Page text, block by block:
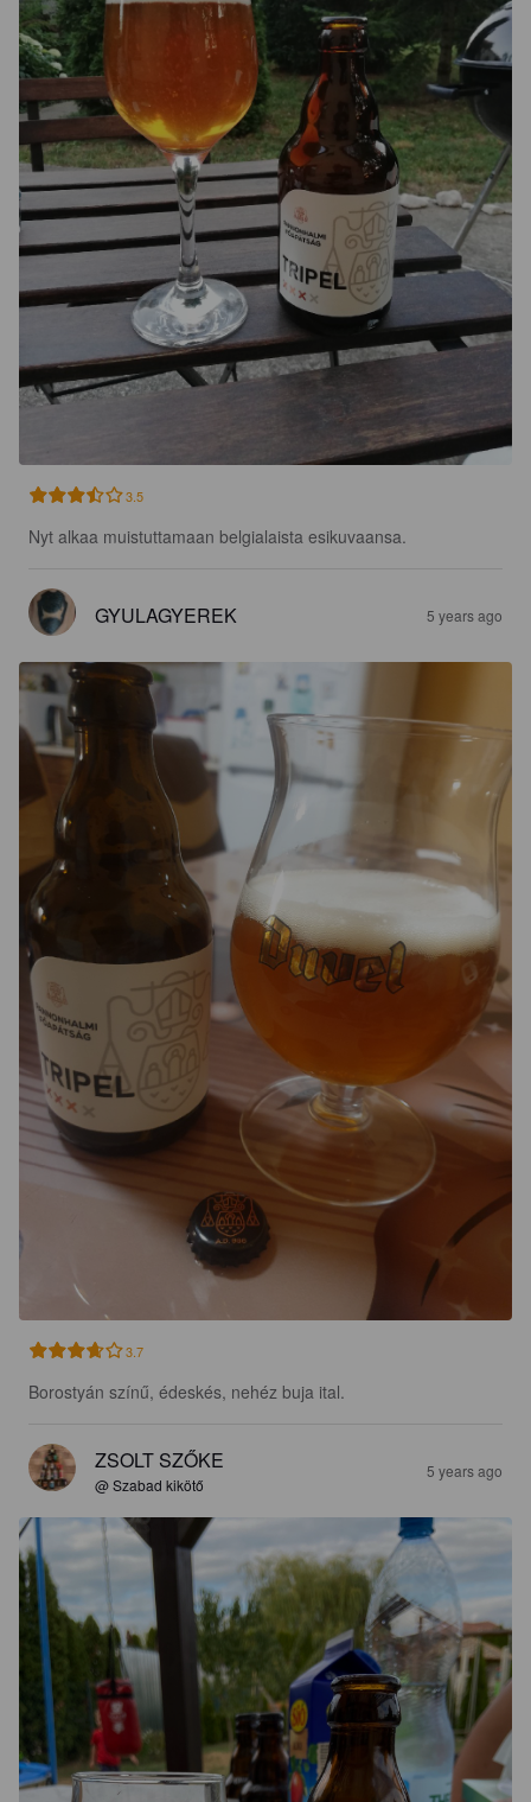
3.5
Nyt alkaa muistuttamaan belgialaista esikuvaansa.
GYULAGYEREK 5 years ago
3.7
Borostyán színű, édeskés, nehéz buja ital.
ZSOLT SZŐKE
@ Szabad kikötő
5 years ago